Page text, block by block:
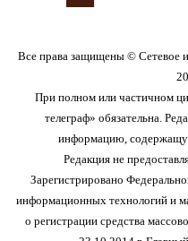
Все права защищены © Сетевое
При полном или частичном
телеграф» обязательна.
информацию,
Редакция не
Зарегистрировано
информационных технологий и
о регистрации средства